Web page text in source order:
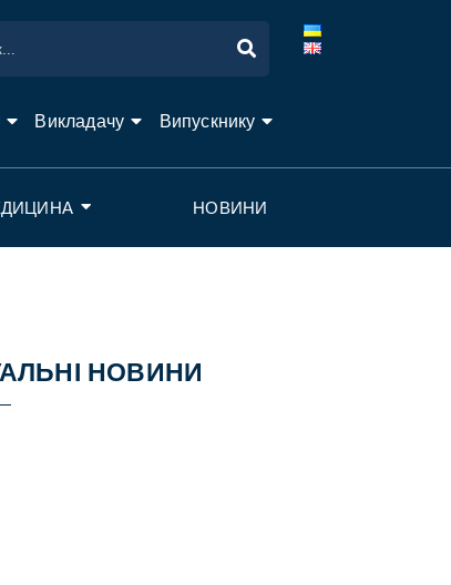
Викладачу Випускнику
НОВИНИ
НОВИНИ